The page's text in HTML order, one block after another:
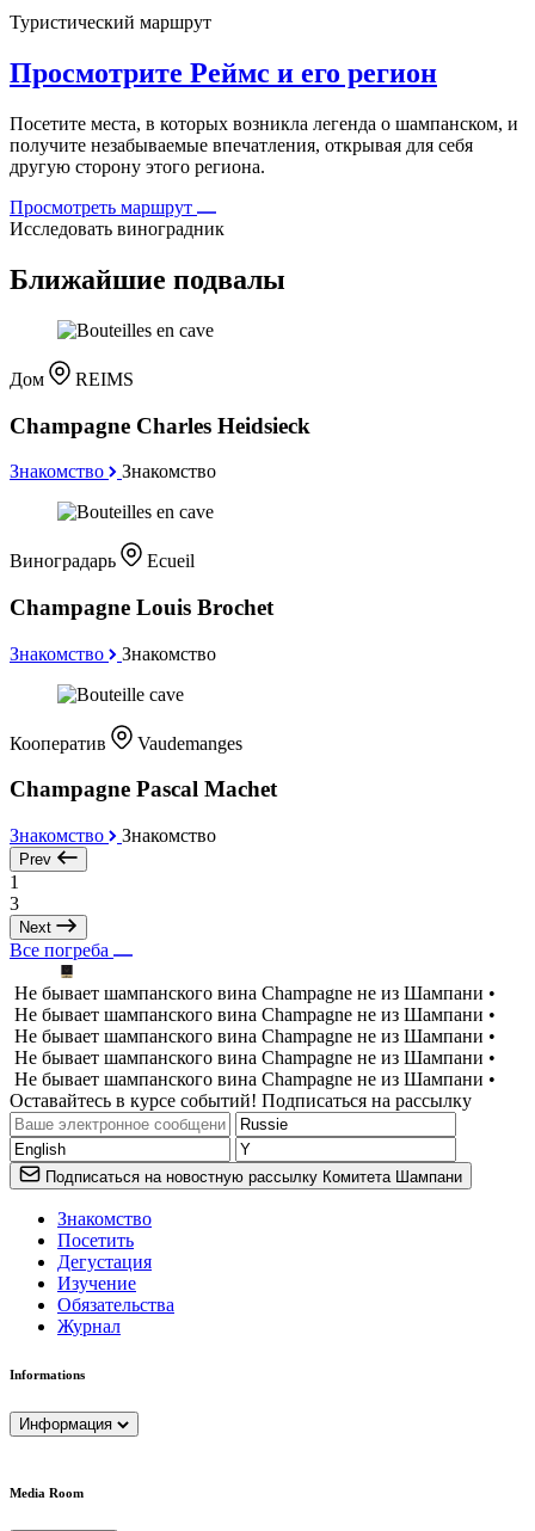
Туристический маршрут
Просмотрите Реймс и его регион
Посетите места, в которых возникла легенда о шампанском, и
получите незабываемые впечатления, открывая для себя
другую сторону этого региона.
Просмотреть маршрут
Исследовать виноградник
Ближайшие подвалы
Дом REIMS
Champagne Charles Heidsieck
Знакомство Знакомство
Виноградарь Ecueil
Champagne Louis Brochet
Знакомство Знакомство
Кооператив Vaudemanges
Champagne Pascal Machet
Знакомство Знакомство
Prev
1
3
Next
Все погреба
Не бывает шампанского вина Champagne не из Шампани •
Не бывает шампанского вина Champagne не из Шампани •
Не бывает шампанского вина Champagne не из Шампани •
Не бывает шампанского вина Champagne не из Шампани •
Не бывает шампанского вина Champagne не из Шампани •
Оставайтесь в курсе событий! Подписаться на рассылку
Подписаться на новостную рассылку Комитета Шампани
Знакомство
Посетить
Дегустация
Изучение
Обязательства
Журнал
Informations
Информация
Media Room